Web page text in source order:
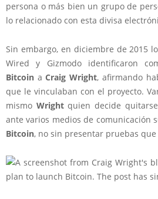
persona o más bien un grupo de
lo relacionado con esta divisa
Sin embargo, en diciembre de 2015
Wired y Gizmodo identificaron
Bitcoin aCraig Wright, afirmando
que le vinculaban con el proyecto.
mismo Wrightquien decide
ante varios medios de comunicación
Bitcoin, no sin presentar pruebas